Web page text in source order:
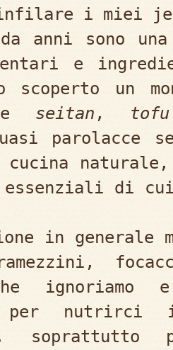
i miei
anni sono
e
un
seitan , tofu
parolacce
cucina
di
in generale
ignoriamo e
per nutrirci